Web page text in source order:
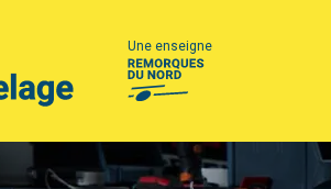
Une enseigne